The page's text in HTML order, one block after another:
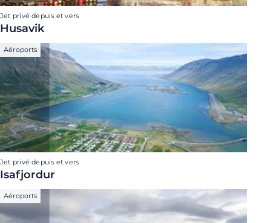
Jet privé depuis et vers
Husavik
Aéroports
Jet privé depuis et vers
Isafjordur
Aéroports